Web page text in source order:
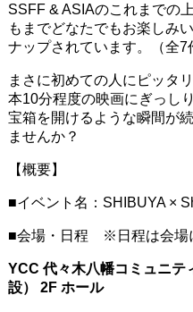
SSFF & ASIAのこれまでの
もまでどなたでもお楽しみ
ナップされています。（全7
まさに初めての人にピッタ
本10分程度の映画にぎっし
宝箱を開けるような瞬間が
ませんか？
【概要】
■イベント名：SHIBUYA ×
■会場・日程 ※日程は会場
YCC 代々木八幡コミュニテ
設） 2F ホール